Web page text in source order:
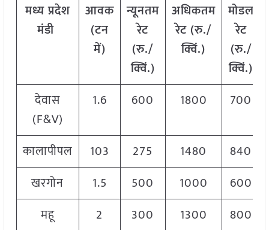
मध्यप्रदेश
मंडी
आवक
(टन
में)
न्यूनतम
रेट
(रु./
क्विं.)
अधिकतम
रेट (रु./
क्विं.)
मोडल
रेट
(रु./
क्विं.)
देवास
(F&V)
1.6 600 1800 700
कालापीपल 103 275 1480
840
खरगोन
1.5 500 1000
600
महू
2 300 1300 800